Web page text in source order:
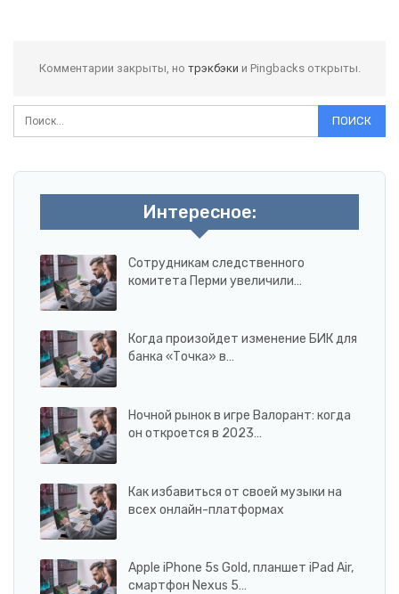
Комментарии закрыты, но трэкбэки и Pingbacks открыты.
Интересное:
Сотрудникам следственного
комитета Перми увеличили…
Когда произойдет изменение БИК для
банка «Точка» в…
Ночной рынок в игре Валорант: когда
он откроется в 2023…
Как избавиться от своей музыки на
всех онлайн-платформах
Apple iPhone 5s Gold, планшет iPad Air,
смартфон Nexus 5…